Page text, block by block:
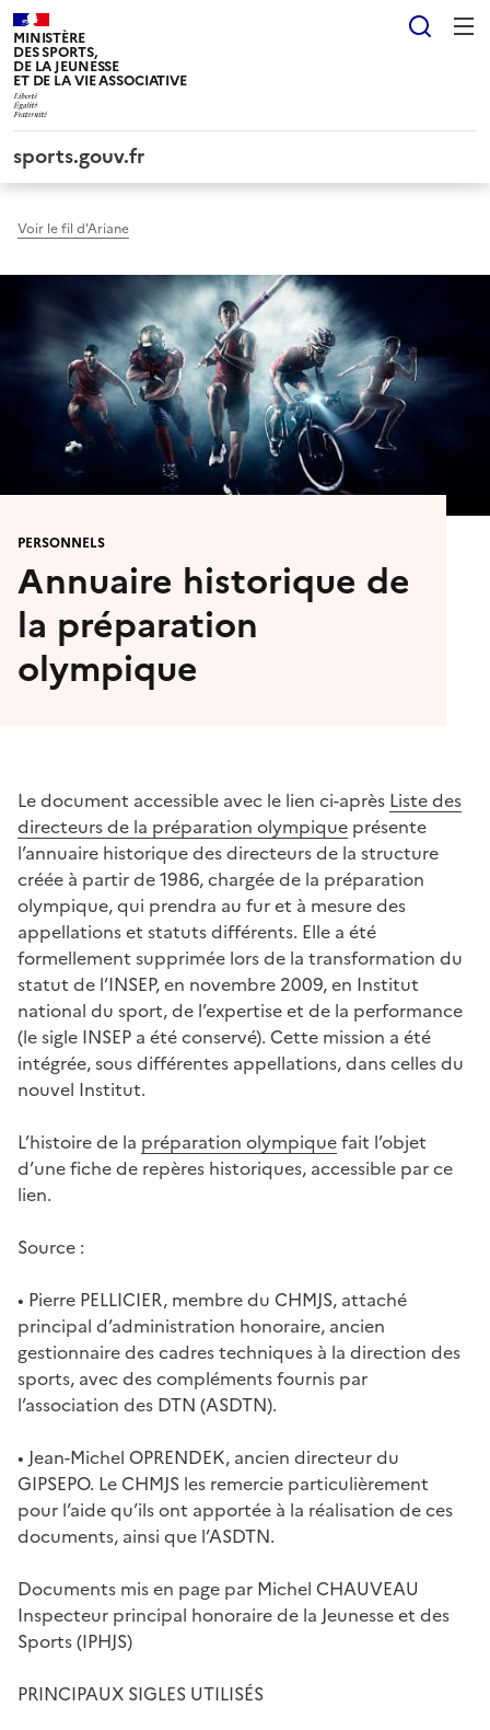
MINISTÈRE
DES SPORTS,
DE LA JEUNESSE
ET DE LA VIE ASSOCIATIVE
sports.gouv.fr
Voir le fil d'Ariane
PERSONNELS
Annuaire historique de
la préparation
olympique
Le document accessible avec le lien ci-après Liste des
directeurs de la préparation olympique présente
l’annuaire historique des directeurs de la structure
créée à partir de 1986, chargée de la préparation
olympique, qui prendra au fur et à mesure des
appellations et statuts différents. Elle a été
formellement supprimée lors de la transformation du
statut de l’INSEP, en novembre 2009, en Institut
national du sport, de l’expertise et de la performance
(le sigle INSEP a été conservé). Cette mission a été
intégrée, sous différentes appellations, dans celles du
nouvel Institut.
L’histoire de la préparation olympiquefait l’objet
d’une fiche de repères historiques, accessible par ce
lien.
Source :
• Pierre PELLICIER, membre du CHMJS, attaché
principal d’administration honoraire, ancien
gestionnaire des cadres techniques à la direction des
sports, avec des compléments fournis par
l’association des DTN (ASDTN).
• Jean-Michel OPRENDEK, ancien directeur du
GIPSEPO. Le CHMJS les remercie particulièrement
pour l’aide qu’ils ont apportée à la réalisation de ces
documents, ainsi que l’ASDTN.
Documents mis en page par Michel CHAUVEAU
Inspecteur principal honoraire de la Jeunesse et des
Sports (IPHJS)
PRINCIPAUX SIGLES UTILISÉS
Panneau de gestion des cookies tarteaucitron